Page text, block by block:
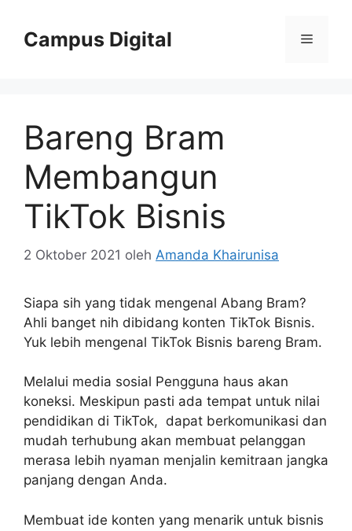
Campus Digital Menu
Bareng Bram
Membangun
TikTok Bisnis
2 Oktober 2021 oleh Amanda Khairunisa
Siapa sih yang tidak mengenal Abang Bram?
Ahli banget nih dibidang konten TikTok Bisnis.
Yuk lebih mengenal TikTok Bisnis bareng Bram.
Melalui media sosial Pengguna haus akan
koneksi. Meskipun pasti ada tempat untuk nilai
pendidikan di TikTok, dapat berkomunikasi dan
mudah terhubung akan membuat pelanggan
merasa lebih nyaman menjalin kemitraan jangka
panjang dengan Anda.
Membuat ide konten yang menarik untuk bisnis